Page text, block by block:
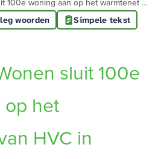
aan op het warmtenet van HVC in Oudorp Alkmaar
woorden Simpele tekst
sluit 100e
op het
HVC in